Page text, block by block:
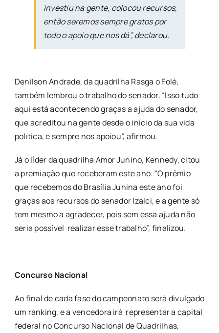
investiu na gente, colocou recursos,
então seremos sempre gratos por
todo o apoio que nos dá”, declarou.
Denilson Andrade, da quadrilha Rasga o Folé,
também lembrou o trabalho do senador. “Isso tudo
aqui está acontecendo graças a ajuda do senador,
que acreditou na gente desde o início da sua vida
política, e sempre nos apoiou”, afirmou.
Já o líder da quadrilha Amor Junino, Kennedy, citou
a premiação que receberam este ano. “O prêmio
que recebemos do Brasília Junina este ano foi
graças aos recursos do senador Izalci, e a gente só
tem mesmo a agradecer, pois sem essa ajuda não
seria possível realizar esse trabalho”, finalizou.
Concurso Nacional
Ao final de cada fase do campeonato será divulgado
um ranking, e a vencedora irá representar a capital
federal no Concurso Nacional de Quadrilhas,